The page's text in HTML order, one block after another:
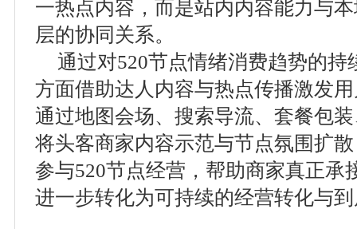
一热点内容，而是站内内容能力与
层的协同关系。
通过对520节点情绪消费趋势的
方面借助达人内容与热点传播激发
通过地图会场、搜索导流、套餐包
将头客商家内容示范与节点氛围扩
参与520节点经营，帮助商家真正承
进一步转化为可持续的经营转化与